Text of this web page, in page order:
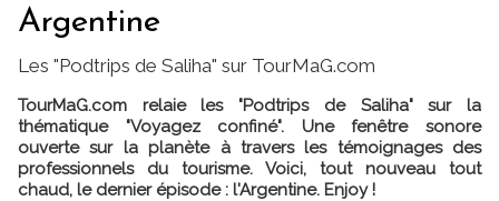
Argentine
Les "Podtrips de Saliha" sur TourMaG.com
TourMaG.com relaie les "Podtrips de Saliha" sur la
thématique "Voyagez confiné". Une fenêtre sonore
ouverte sur la planète à travers les témoignages des
professionnels du tourisme. Voici, tout nouveau tout
chaud, le dernier épisode : l'Argentine. Enjoy !